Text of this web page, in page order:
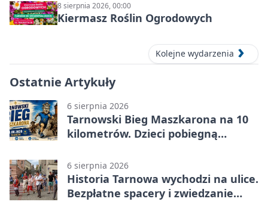
8 sierpnia 2026, 00:00
Kiermasz Roślin Ogrodowych
Kolejne wydarzenia
Ostatnie Artykuły
6 sierpnia 2026
Tarnowski Bieg Maszkarona na 10
kilometrów. Dzieci pobiegną
6 sierpnia 2026
Historia Tarnowa wychodzi na ulice.
Bezpłatne spacery i zwiedzanie